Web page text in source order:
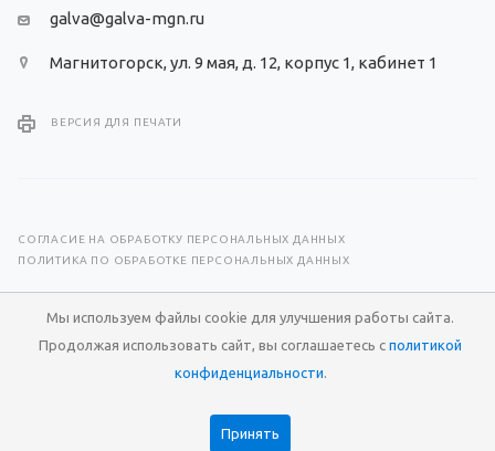
galva@galva-mgn.ru
Магнитогорск, ул. 9 мая, д. 12, корпус 1, кабинет 1
ВЕРСИЯ ДЛЯ ПЕЧАТИ
СОГЛАСИЕ НА ОБРАБОТКУ ПЕРСОНАЛЬНЫХ ДАННЫХ
ПОЛИТИКА ПО ОБРАБОТКЕ ПЕРСОНАЛЬНЫХ ДАННЫХ
© 2026 Научно-производственный центр «Гальва»
Разработка сайта —RuMaster
Мы используем файлы cookie для улучшения работы сайта.
Продолжая использовать сайт, вы соглашаетесь с политикой
конфиденциальности.
Принять